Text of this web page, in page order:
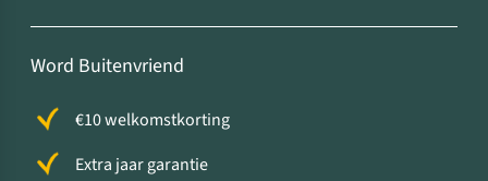
Word Buitenvriend
€10 welkomstkorting
Extra jaar garantie